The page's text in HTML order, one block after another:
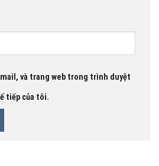
và trang web trong trình duyệt
tiếp của tôi.